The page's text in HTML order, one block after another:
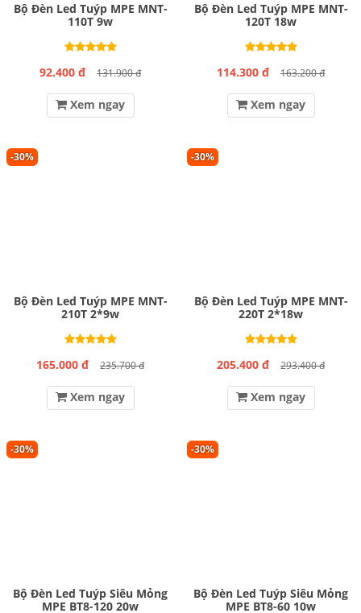
Bộ Đèn Led Tuýp MPE MNT-
110T 9w
92.400 đ 131.900 đ
Xem ngay
Bộ Đèn Led Tuýp MPE MNT-
120T 18w
114.300 đ 163.200 đ
Xem ngay
-30%
Bộ Đèn Led Tuýp MPE MNT-
210T 2*9w
165.000 đ 235.700 đ
Xem ngay
-30%
Bộ Đèn Led Tuýp MPE MNT-
220T 2*18w
205.400 đ 293.400 đ
Xem ngay
-30%
Bộ Đèn Led Tuýp Siêu Mỏng
MPE BT8-120 20w
-30%
Bộ Đèn Led Tuýp Siêu Mỏng
MPE BT8-60 10w